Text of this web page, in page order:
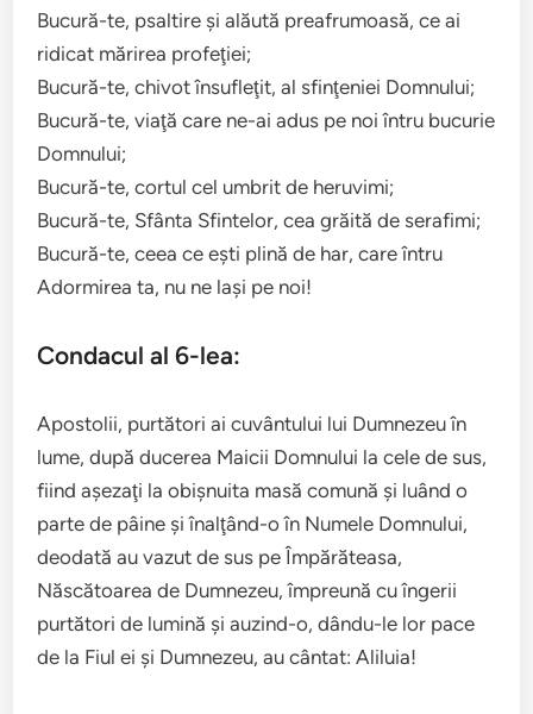
Bucură-te, psaltire şi alăută preafrumoasă, ce ai
ridicat mărirea profeţiei;
Bucură-te, chivot însufleţit, al sfinţeniei Domnului;
Bucură-te, viaţă care ne-ai adus pe noi întru bucurie
Domnului;
Bucură-te, cortul cel umbrit de heruvimi;
Bucură-te, Sfânta Sfintelor, cea grăită de serafimi;
Bucură-te, ceea ce eşti plină de har, care întru
Adormirea ta, nu ne laşi pe noi!
Condacul al 6-lea:
Apostolii, purtători ai cuvântului lui Dumnezeu în
lume, după ducerea Maicii Domnului la cele de sus,
fiind aşezaţi la obişnuita masă comună şi luând o
parte de pâine şi înalţând-o în Numele Domnului,
deodată au vazut de sus pe Împărăteasa,
Născătoarea de Dumnezeu, împreună cu îngerii
purtători de lumină şi auzind-o, dându-le lor pace
de la Fiul ei şi Dumnezeu, au cântat: Aliluia!